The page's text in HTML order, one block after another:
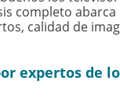
completo
calidad de
expertos de